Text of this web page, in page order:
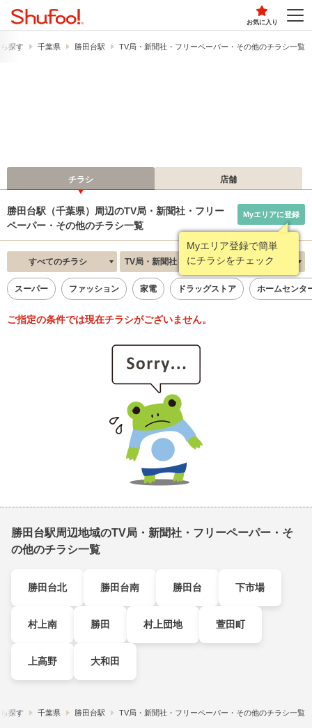
お気に入り
探す 千葉県 勝田台駅 TV局・新聞社・フリーペーパー・その他のチラシ一覧
チラシ 店舗
勝田台駅（千葉県）周辺のTV局・新聞社・フリー
ペーパー・その他のチラシ一覧
Myエリア登録で簡単
にチラシをチェック
Myエリアに登録
すべてのチラシ TV局・新聞社・フリーペーパー・その他 新着順
スーパー ファッション 家電 ドラッグストア ホームセンタ
ご指定の条件では現在チラシがございません。
勝田台駅周辺地域のTV局・新聞社・フリーペーパー・そ
の他のチラシ一覧
勝田台北 勝田台南 勝田台 下市場
村上南 勝田 村上団地 萱田町
上高野 大和田
探す 千葉県 勝田台駅 TV局・新聞社・フリーペーパー・その他のチラシ一覧